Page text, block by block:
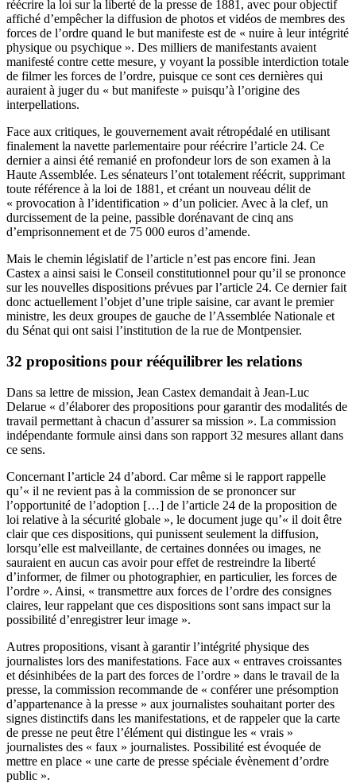
réécrire la loi sur la liberté de la presse de 1881, avec pour objectif
affiché d’empêcher la diffusion de photos et vidéos de membres des
forces de l’ordre quand le but manifeste est de « nuire à leur intégrité
physique ou psychique ». Des milliers de manifestants avaient
manifesté contre cette mesure, y voyant la possible interdiction totale
de filmer les forces de l’ordre, puisque ce sont ces dernières qui
auraient à juger du « but manifeste » puisqu’à l’origine des
interpellations.
Face aux critiques, le gouvernement avait rétropédalé en utilisant
finalement la navette parlementaire pour réécrire l’article 24. Ce
dernier a ainsi été remanié en profondeurlors de son examen à la
Haute Assemblée. Les sénateurs l’ont totalement réécrit, supprimant
toute référence à la loi de 1881, et créant un nouveau délit de
« provocation à l’identification » d’un policier. Avec à la clef, un
durcissement de la peine, passible dorénavant de cinq ans
d’emprisonnement et de 75 000 euros d’amende.
Mais le chemin législatif de l’article n’est pas encore fini. Jean
Castex a ainsi saisi le Conseil constitutionnel pour qu’il se prononce
sur les nouvelles dispositions prévues par l’article 24. Ce dernier fait
donc actuellement l’objet d’une triple saisine, car avant le premier
ministre, les deux groupes de gauche de l’Assemblée Nationale et
du Sénat qui ont saisi l’institution de la rue de Montpensier.
32 propositions pour rééquilibrer les relations
Dans sa lettre de mission, Jean Castex demandait à Jean-Luc
Delarue « d’élaborer des propositions pour garantir des modalités de
travail permettant à chacun d’assurer sa mission ». La commission
indépendante formule ainsi dans son rapport 32 mesures allant dans
ce sens.
Concernant l’article 24 d’abord. Car même si le rapport rappelle
qu’« il ne revient pas à la commission de se prononcer sur
l’opportunité de l’adoption […] de l’article 24 de la proposition de
loi relative à la sécurité globale », le document juge qu’« il doit être
clair que ces dispositions, qui punissent seulement la diffusion,
lorsqu’elle est malveillante, de certaines données ou images, ne
sauraient en aucun cas avoir pour effet de restreindre la liberté
d’informer, de filmer ou photographier, en particulier, les forces de
l’ordre ». Ainsi, « transmettre aux forces de l’ordre des consignes
claires, leur rappelant que ces dispositions sont sans impact sur la
possibilité d’enregistrer leur image ».
Autres propositions, visant à garantir l’intégrité physique des
journalistes lors des manifestations. Face aux « entraves croissantes
et désinhibées de la part des forces de l’ordre » dans le travail de la
presse, la commission recommande de « conférer une présomption
d’appartenance à la presse » aux journalistes souhaitant porter des
signes distinctifs dans les manifestations, et de rappeler que la carte
de presse ne peut être l’élément qui distingue les « vrais »
journalistes des « faux » journalistes. Possibilité est évoquée de
mettre en place « une carte de presse spéciale évènement d’ordre
public ».